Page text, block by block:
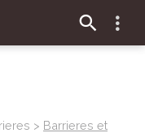
> Barrieres et